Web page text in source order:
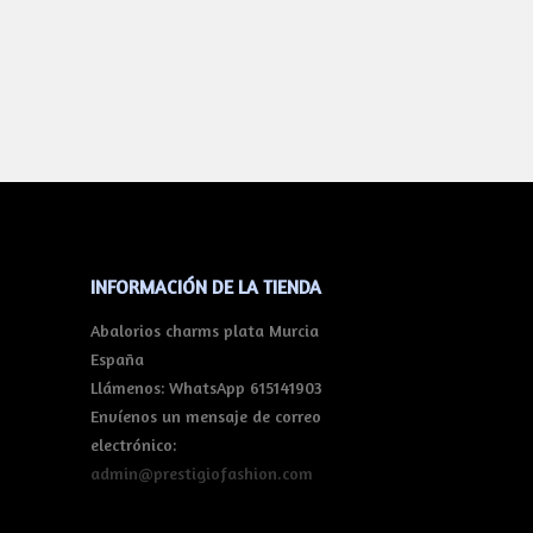
INFORMACIÓN DE LA TIENDA
Abalorios charms plata Murcia
España
Llámenos: WhatsApp 615141903
Envíenos un mensaje de correo
electrónico:
admin@prestigiofashion.com